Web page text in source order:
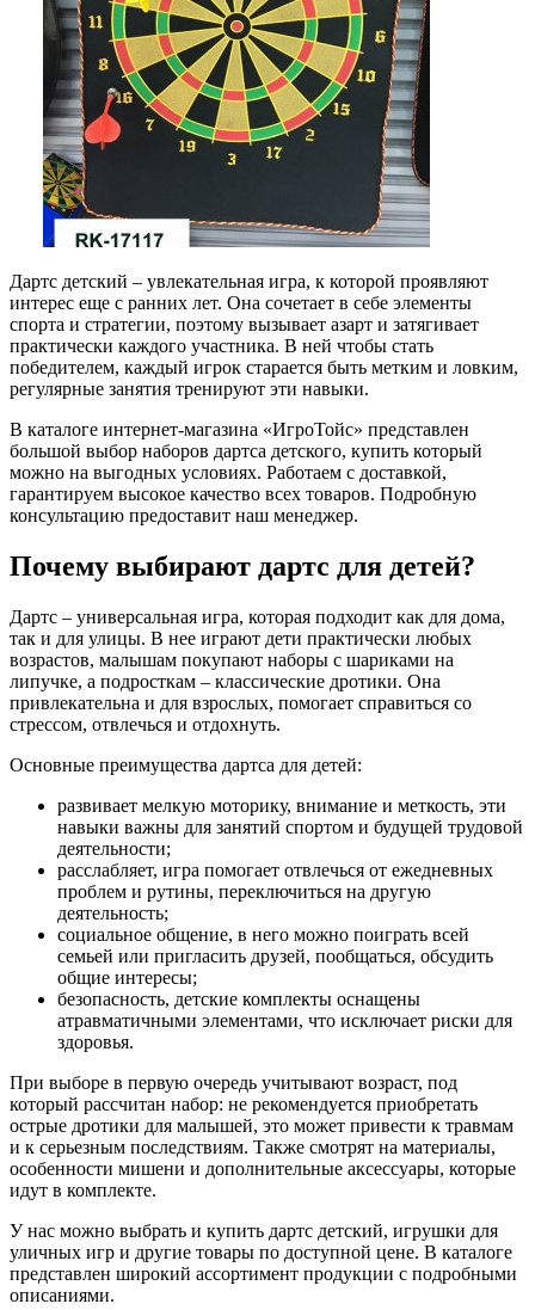
Дартс детский – увлекательная игра, к которой проявляют
интерес еще с ранних лет. Она сочетает в себе элементы
спорта и стратегии, поэтому вызывает азарт и затягивает
практически каждого участника. В ней чтобы стать
победителем, каждый игрок старается быть метким и ловким,
регулярные занятия тренируют эти навыки.
В каталоге интернет-магазина «ИгроТойс» представлен
большой выбор наборов дартса детского, купить который
можно на выгодных условиях. Работаем с доставкой,
гарантируем высокое качество всех товаров. Подробную
консультацию предоставит наш менеджер.
Почему выбирают дартс для детей?
Дартс – универсальная игра, которая подходит как для дома,
так и для улицы. В нее играют дети практически любых
возрастов, малышам покупают наборы с шариками на
липучке, а подросткам – классические дротики. Она
привлекательна и для взрослых, помогает справиться со
стрессом, отвлечься и отдохнуть.
Основные преимущества дартса для детей:
развивает мелкую моторику, внимание и меткость, эти
навыки важны для занятий спортом и будущей трудовой
деятельности;
расслабляет, игра помогает отвлечься от ежедневных
проблем и рутины, переключиться на другую
деятельность;
социальное общение, в него можно поиграть всей
семьей или пригласить друзей, пообщаться, обсудить
общие интересы;
безопасность, детские комплекты оснащены
атравматичными элементами, что исключает риски для
здоровья.
При выборе в первую очередь учитывают возраст, под
который рассчитан набор: не рекомендуется приобретать
острые дротики для малышей, это может привести к травмам
и к серьезным последствиям. Также смотрят на материалы,
особенности мишени и дополнительные аксессуары, которые
идут в комплекте.
У нас можно выбрать и купить дартс детский, игрушки для
уличных игр и другие товары по доступной цене. В каталоге
представлен широкий ассортимент продукции с подробными
описаниями.